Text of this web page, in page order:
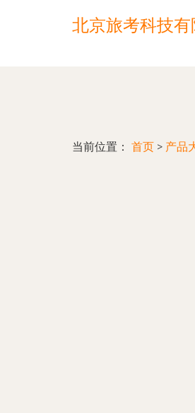
北京旅考科技有
当前位置： 首页 > 产品